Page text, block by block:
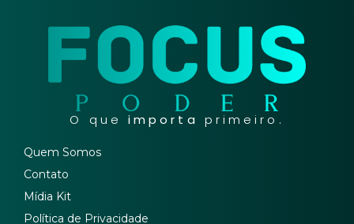
O que importa primeiro.
Quem Somos
Contato
Mídia Kit
Política de Privacidade